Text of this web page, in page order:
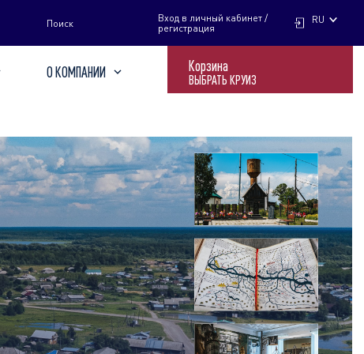
Поиск
Вход в личный кабинет /
регистрация
RU
О КОМПАНИИ Корзина
ВЫБРАТЬ КРУИЗ